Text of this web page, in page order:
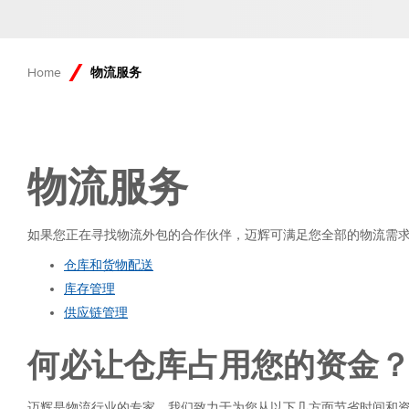
Home 物流服务
物流服务
如果您正在寻找物流外包的合作伙伴，迈辉可满足您全部的物流需求
仓库和货物配送
库存管理
供应链管理
何必让仓库占用您的资金？